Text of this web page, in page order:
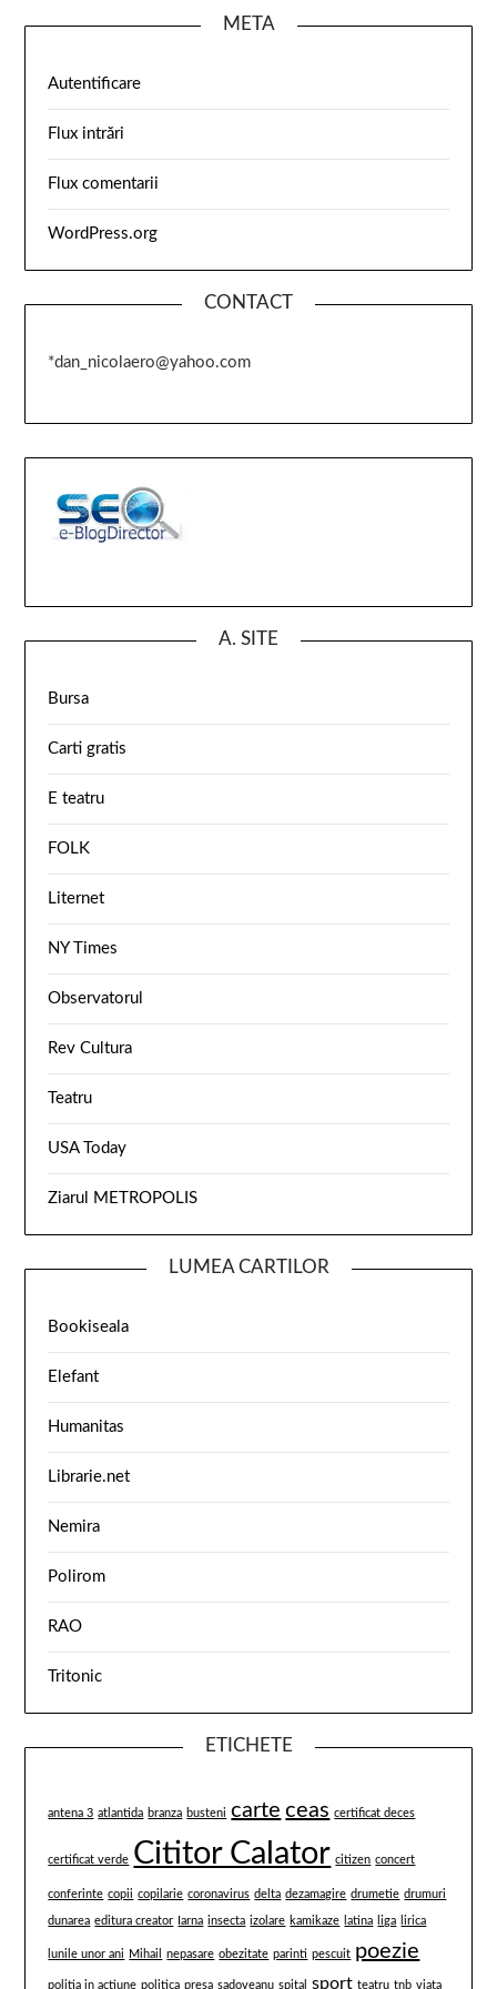
META
Autentificare
Flux intrări
Flux comentarii
WordPress.org
CONTACT
*dan_nicolaero@yahoo.com
A. SITE
Bursa
Carti gratis
E teatru
FOLK
Liternet
NY Times
Observatorul
Rev Cultura
Teatru
USA Today
Ziarul METROPOLIS
LUMEA CARTILOR
Bookiseala
Elefant
Humanitas
Librarie.net
Nemira
Polirom
RAO
Tritonic
ETICHETE
antena 3 atlantida branza busteni carte ceas certificat deces
certificat verde Cititor Calator citizen concert
conferinte copii copilarie coronavirus delta dezamagire drumetie drumuri
dunarea editura creator Iarna insecta izolare kamikaze latina liga lirica
lunile unor ani Mihail nepasare obezitate parinti pescuit poezie
politia in actiune politica presa sadoveanu spital sport teatru tnb viata